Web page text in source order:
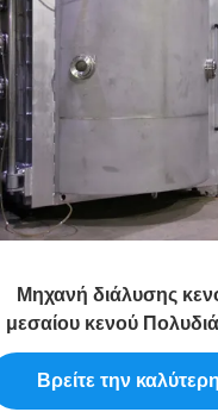
Μηχανή διάλυσης
μεσαίου κενού
εξοπλισμό παραγωγής
Βρείτε την